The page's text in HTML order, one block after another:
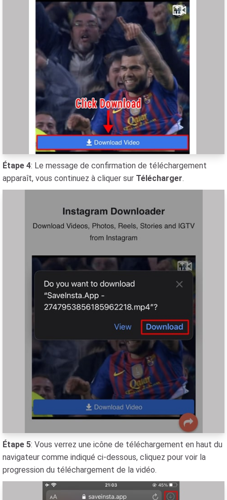
Étape 4: Le message de confirmation de téléchargement
apparaît, vous continuez à cliquer sur Télécharger.
Étape 5: Vous verrez une icône de téléchargement en haut du
navigateur comme indiqué ci-dessous, cliquez pour voir la
progression du téléchargement de la vidéo.